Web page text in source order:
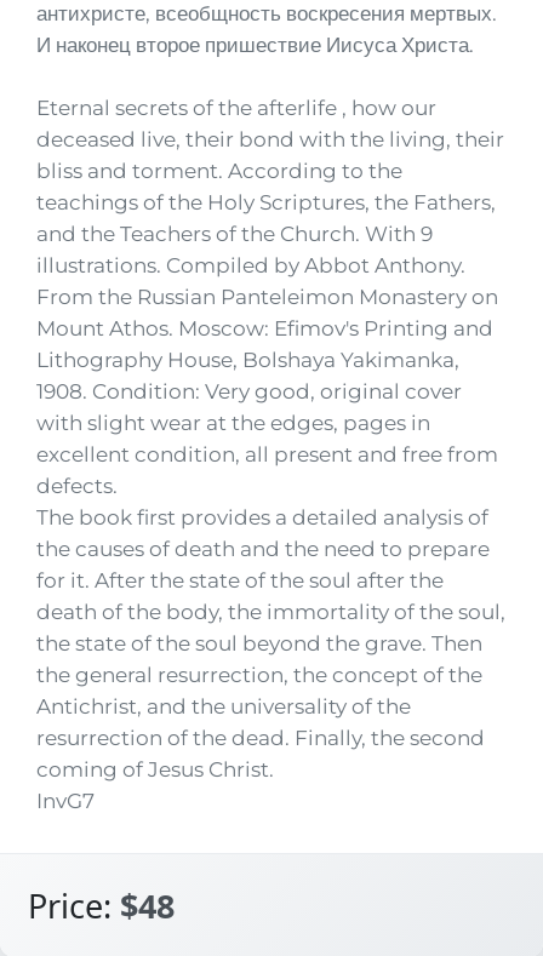
антихристе, всеобщность воскресения мертвых.
И наконец второе пришествие Иисуса Христа.
Eternal secrets of the afterlife , how our
deceased live, their bond with the living, their
bliss and torment. According to the
teachings of the Holy Scriptures, the Fathers,
and the Teachers of the Church. With 9
illustrations. Compiled by Abbot Anthony.
From the Russian Panteleimon Monastery on
Mount Athos. Moscow: Efimov's Printing and
Lithography House, Bolshaya Yakimanka,
1908. Condition: Very good, original cover
with slight wear at the edges, pages in
excellent condition, all present and free from
defects.
The book first provides a detailed analysis of
the causes of death and the need to prepare
for it. After the state of the soul after the
death of the body, the immortality of the soul,
the state of the soul beyond the grave. Then
the general resurrection, the concept of the
Antichrist, and the universality of the
resurrection of the dead. Finally, the second
coming of Jesus Christ.
InvG7
Price: $48